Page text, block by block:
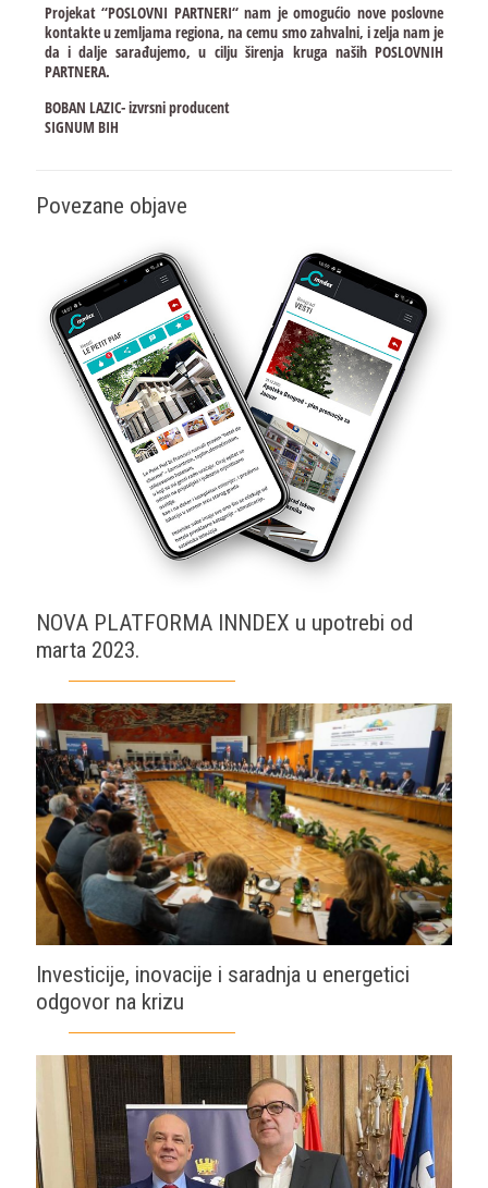
Projekat “POSLOVNI PARTNERI“ nam je omogućio nove poslovne
kontakte u zemljama regiona, na cemu smo zahvalni, i zelja nam je
da i dalje sarađujemo, u cilju širenja kruga naših POSLOVNIH
PARTNERA.
BOBAN LAZIC- izvrsni producent
SIGNUM BIH
Povezane objave
NOVA PLATFORMA INNDEX u upotrebi od
marta 2023.
Investicije, inovacije i saradnja u energetici
odgovor na krizu